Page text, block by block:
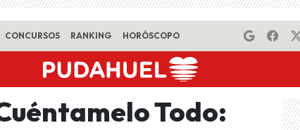
CONCURSOS RANKING HORÓSCOPO
Todo: